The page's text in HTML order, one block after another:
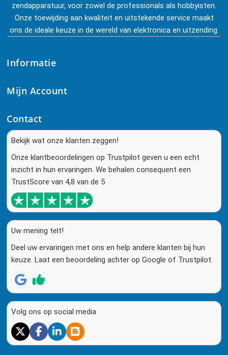
zendapparatuur, voor zowel de professionals als hobbyisten.
Onze toewijding aan kwaliteit en uitstekende service maakt
ons de ideale keuze in de wereld van elektronica en uitzending.
Informatie
Mijn Account
Contact
Bekijk wat onze klanten zeggen!
Onze klantbeoordelingen op Trustpilot geven u een echt
inzicht in hun ervaringen. We behalen consequent een
TrustScore van 4,8 van de 5
Uw mening telt!
Deel uw ervaringen met ons en help andere klanten bij hun
keuze. Laat een beoordeling achter op Google of Trustpilot.
Volg ons op social media